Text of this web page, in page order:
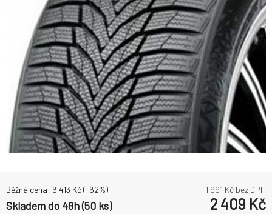
Běžná cena: 6 413Kč(-62%) 1 991 Kč bez DPH
Skladem do 48h (50 ks) 2 409 Kč